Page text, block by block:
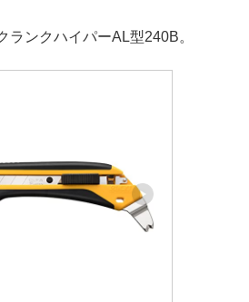
ランクハイパーAL型240B。